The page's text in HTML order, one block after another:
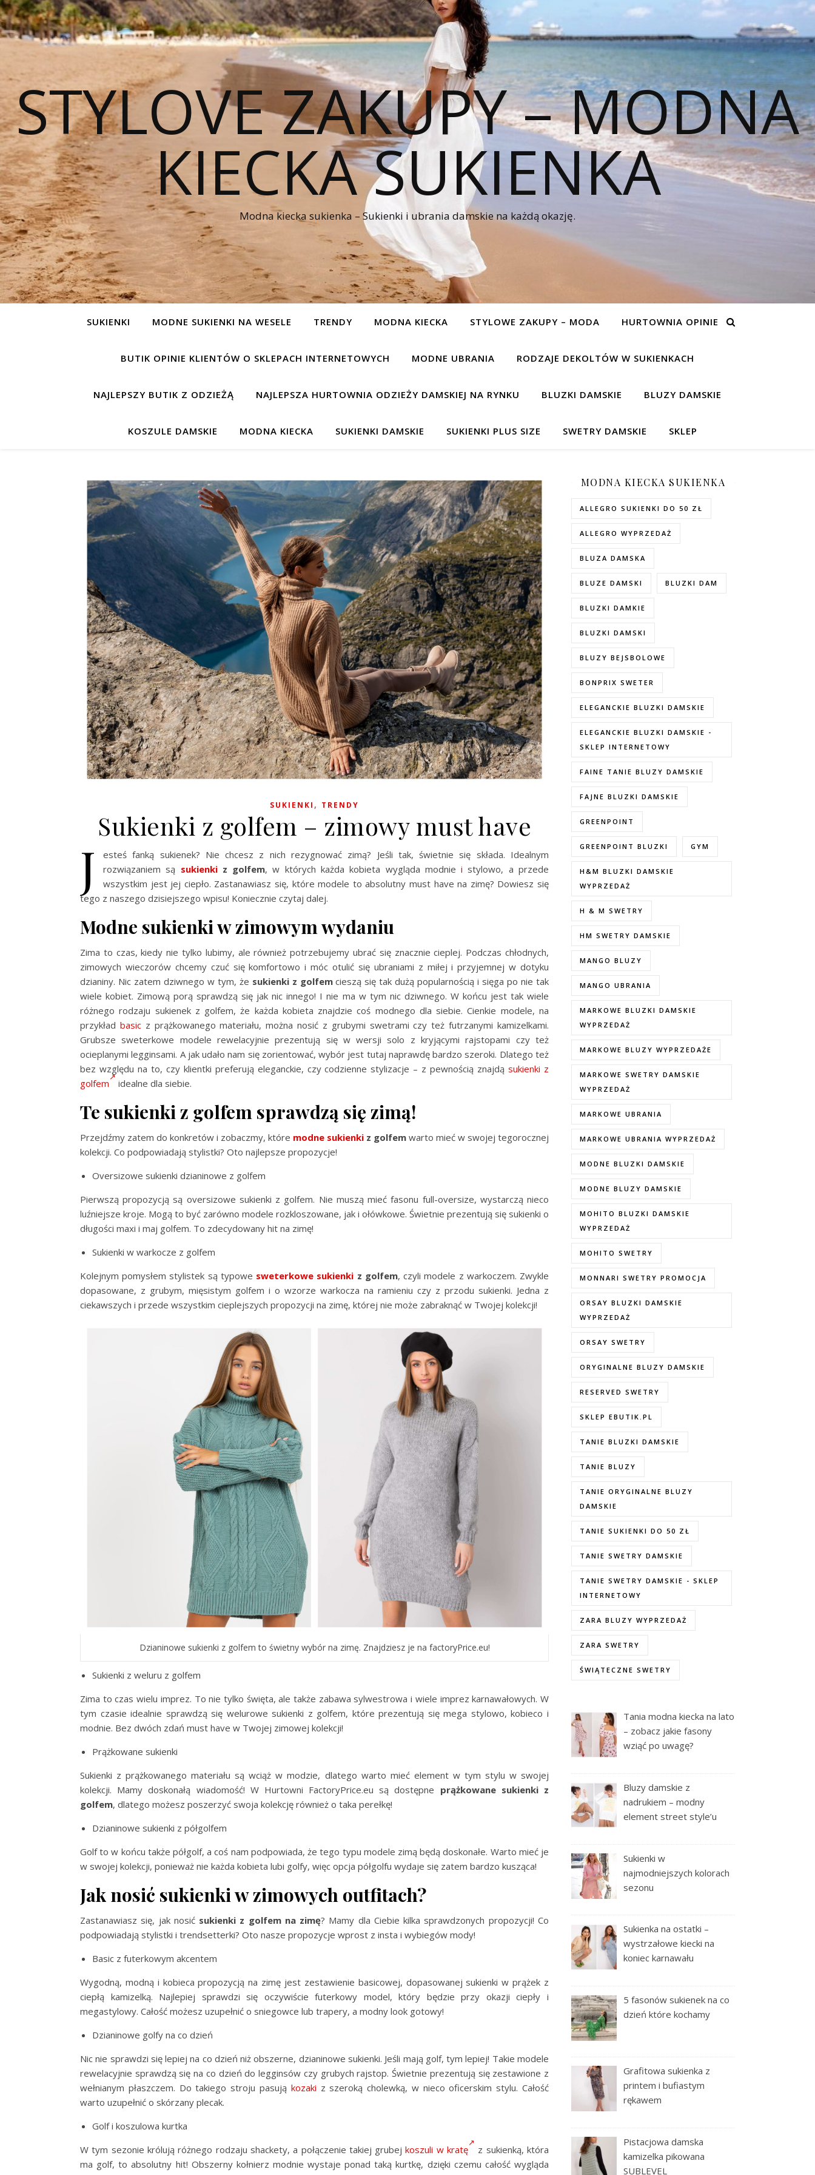
STYLOVE ZAKUPY – MODNA
KIECKA SUKIENKA
Modna kiecka sukienka – Sukienki i ubrania damskie na każdą okazję.
SUKIENKI MODNE SUKIENKI NA WESELE TRENDY MODNA KIECKA STYLOWE ZAKUPY – MODA HURTOWNIA OPINIE
BUTIK OPINIE KLIENTÓW O SKLEPACH INTERNETOWYCH MODNE UBRANIA RODZAJE DEKOLTÓW W SUKIENKACH
NAJLEPSZY BUTIK Z ODZIEŻĄ NAJLEPSZA HURTOWNIA ODZIEŻY DAMSKIEJ NA RYNKU BLUZKI DAMSKIE BLUZY DAMSKIE
KOSZULE DAMSKIE MODNA KIECKA SUKIENKI DAMSKIE SUKIENKI PLUS SIZE SWETRY DAMSKIE SKLEP
SUKIENKI , TRENDY
Sukienki z golfem – zimowy must have
J
esteś fanką sukienek? Nie chcesz z nich rezygnować zimą? Jeśli tak, świetnie się składa. Idealnym
rozwiązaniem są sukienkiz golfem, w których każda kobieta wygląda modniei stylowo, a przede
wszystkim jest jej ciepło. Zastanawiasz się, które modele to absolutny must have na zimę? Dowiesz się
tego z naszego dzisiejszego wpisu! Koniecznie czytaj dalej.
Modne sukienki w zimowym wydaniu
Zima to czas, kiedy nie tylko lubimy, ale również potrzebujemy ubrać się znacznie cieplej. Podczas chłodnych,
zimowych wieczorów chcemy czuć się komfortowo i móc otulić się ubraniami z miłej i przyjemnej w dotyku
dzianiny. Nic zatem dziwnego w tym, że sukienki z golfemcieszą się tak dużą popularnością i sięga po nie tak
wiele kobiet. Zimową porą sprawdzą się jak nic innego! I nie ma w tym nic dziwnego. W końcu jest tak wiele
różnego rodzaju sukienek z golfem, że każda kobieta znajdzie coś modnego dla siebie. Cienkie modele, na
przykład basicz prążkowanego materiału, można nosić z grubymi swetrami czy też futrzanymi kamizelkami.
Grubsze sweterkowe modele rewelacyjnie prezentują się w wersji solo z kryjącymi rajstopami czy też
ocieplanymi legginsami. A jak udało nam się zorientować, wybór jest tutaj naprawdę bardzo szeroki. Dlatego też
bez względu na to, czy klientki preferują eleganckie, czy codzienne stylizacje – z pewnością znajdąsukienki z
golfem
idealne dla siebie.
Te sukienki z golfem sprawdzą się zimą!
Przejdźmy zatem do konkretów i zobaczmy, które modne sukienki z golfem warto mieć w swojej tegorocznej
kolekcji. Co podpowiadają stylistki? Oto najlepsze propozycje!
Oversizowe sukienki dzianinowe z golfem
Pierwszą propozycją są oversizowe sukienki z golfem. Nie muszą mieć fasonu full-oversize, wystarczą nieco
luźniejsze kroje. Mogą to być zarówno modele rozkloszowane, jak i ołówkowe. Świetnie prezentują się sukienki o
długości maxi i maj golfem. To zdecydowany hit na zimę!
Sukienki w warkocze z golfem
Kolejnym pomysłem stylistek są typowe sweterkowe sukienki z golfem, czyli modele z warkoczem. Zwykle
dopasowane, z grubym, mięsistym golfem i o wzorze warkocza na ramieniu czy z przodu sukienki. Jedna z
ciekawszych i przede wszystkim cieplejszych propozycji na zimę, której nie może zabraknąć w Twojej kolekcji!
Dzianinowe sukienki z golfem to świetny wybór na zimę. Znajdziesz je na factoryPrice.eu!
Sukienki z weluru z golfem
Zima to czas wielu imprez. To nie tylko święta, ale także zabawa sylwestrowa i wiele imprez karnawałowych. W
tym czasie idealnie sprawdzą się welurowe sukienki z golfem, które prezentują się mega stylowo, kobieco i
modnie. Bez dwóch zdań must have w Twojej zimowej kolekcji!
Prążkowane sukienki
Sukienki z prążkowanego materiału są wciąż w modzie, dlatego warto mieć element w tym stylu w swojej
kolekcji. Mamy doskonałą wiadomość! W Hurtowni FactoryPrice.eu są dostępne prążkowane sukienki z
golfem, dlatego możesz poszerzyć swoja kolekcję również o taka perełkę!
Dzianinowe sukienki z półgolfem
Golf to w końcu także półgolf, a coś nam podpowiada, że tego typu modele zimą będą doskonałe. Warto mieć je
w swojej kolekcji, ponieważ nie każda kobieta lubi golfy, więc opcja półgolfu wydaje się zatem bardzo kusząca!
Jak nosić sukienki w zimowych outfitach?
Zastanawiasz się, jak nosić sukienki z golfem na zimę? Mamy dla Ciebie kilka sprawdzonych propozycji! Co
podpowiadają stylistki i trendsetterki? Oto nasze propozycje wprost z insta i wybiegów mody!
Basic z futerkowym akcentem
Wygodną, modną i kobieca propozycją na zimę jest zestawienie basicowej, dopasowanej sukienki w prążek z
ciepłą kamizelką. Najlepiej sprawdzi się oczywiście futerkowy model, który będzie przy okazji ciepły i
megastylowy. Całość możesz uzupełnić o sniegowce lub trapery, a modny look gotowy!
Dzianinowe golfy na co dzień
Nic nie sprawdzi się lepiej na co dzień niż obszerne, dzianinowe sukienki. Jeśli mają golf, tym lepiej! Takie modele
rewelacyjnie sprawdzą się na co dzień do legginsów czy grubych rajstop. Świetnie prezentują się zestawione z
wełnianym płaszczem. Do takiego stroju pasują kozaki z szeroką cholewką, w nieco oficerskim stylu. Całość
warto uzupełnić o skórzany plecak.
Golf i koszulowa kurtka
W tym sezonie królują różnego rodzaju shackety, a połączenie takiej grubejkoszuli w kratę
z sukienką, która
ma golf, to absolutny hit! Obszerny kołnierz modnie wystaje ponad taką kurtkę, dzięki czemu całość wygląda
MODNA KIECKA SUKIENKA
ALLEGRO SUKIENKI DO 50 ZŁ
ALLEGRO WYPRZEDAŻ
BLUZA DAMSKA
BLUZE DAMSKI BLUZKI DAM
BLUZKI DAMKIE
BLUZKI DAMSKI
BLUZY BEJSBOLOWE
BONPRIX SWETER
ELEGANCKIE BLUZKI DAMSKIE
ELEGANCKIE BLUZKI DAMSKIE -
SKLEP INTERNETOWY
FAINE TANIE BLUZY DAMSKIE
FAJNE BLUZKI DAMSKIE
GREENPOINT
GREENPOINT BLUZKI GYM
H&M BLUZKI DAMSKIE
WYPRZEDAŻ
H & M SWETRY
HM SWETRY DAMSKIE
MANGO BLUZY
MANGO UBRANIA
MARKOWE BLUZKI DAMSKIE
WYPRZEDAŻ
MARKOWE BLUZY WYPRZEDAŻE
MARKOWE SWETRY DAMSKIE
WYPRZEDAŻ
MARKOWE UBRANIA
MARKOWE UBRANIA WYPRZEDAŻ
MODNE BLUZKI DAMSKIE
MODNE BLUZY DAMSKIE
MOHITO BLUZKI DAMSKIE
WYPRZEDAŻ
MOHITO SWETRY
MONNARI SWETRY PROMOCJA
ORSAY BLUZKI DAMSKIE
WYPRZEDAŻ
ORSAY SWETRY
ORYGINALNE BLUZY DAMSKIE
RESERVED SWETRY
SKLEP EBUTIK.PL
TANIE BLUZKI DAMSKIE
TANIE BLUZY
TANIE ORYGINALNE BLUZY
DAMSKIE
TANIE SUKIENKI DO 50 ZŁ
TANIE SWETRY DAMSKIE
TANIE SWETRY DAMSKIE - SKLEP
INTERNETOWY
ZARA BLUZY WYPRZEDAŻ
ZARA SWETRY
ŚWIĄTECZNE SWETRY
Tania modna kiecka na lato
– zobacz jakie fasony
wziąć po uwagę?
Bluzy damskie z
nadrukiem – modny
element street style’u
Sukienki w
najmodniejszych kolorach
sezonu
Sukienka na ostatki –
wystrzałowe kiecki na
koniec karnawału
5 fasonów sukienek na co
dzień które kochamy
Grafitowa sukienka z
printem i bufiastym
rękawem
Pistacjowa damska
kamizelka pikowana
SUBLEVEL